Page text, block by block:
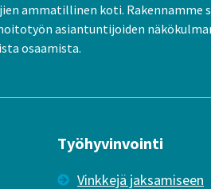
ammatillinen koti. Rakennamme
asiantuntijoiden
osaamista.
Työhyvinvointi
Vinkkejä jaksamiseen